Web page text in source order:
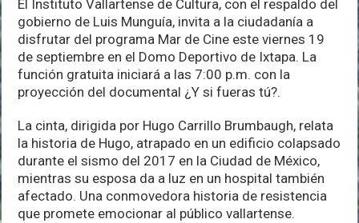
Cine
llega
a
Ixtapa
con
el
documental
si
fueras
tú?
El Instituto Vallartense de Cultura, con el respaldo del
gobierno de Luis Munguía, invita a la ciudadanía a
disfrutar del programa Mar de Cine este viernes 19
de septiembre en el Domo Deportivo de Ixtapa. La
función gratuita iniciará a las 7:00 p.m. con la
proyección del documental ¿Y si fueras tú?.
La cinta, dirigida por Hugo Carrillo Brumbaugh, relata
la historia de Hugo, atrapado en un edificio colapsado
durante el sismo del 2017 en la Ciudad de México,
mientras su esposa da a luz en un hospital también
afectado. Una conmovedora historia de resistencia
que promete emocionar al público vallartense.